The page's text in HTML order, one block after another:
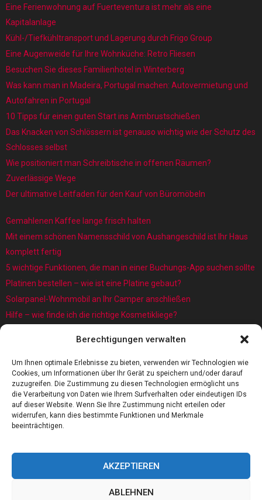
Berechtigungen verwalten
Um Ihnen optimale Erlebnisse zu bieten, verwenden wir Technologien wie
Cookies, um Informationen über Ihr Gerät zu speichern und/oder darauf
zuzugreifen. Die Zustimmung zu diesen Technologien ermöglicht uns
die Verarbeitung von Daten wie Ihrem Surfverhalten oder eindeutigen IDs
auf dieser Website. Wenn Sie Ihre Zustimmung nicht erteilen oder
widerrufen, kann dies bestimmte Funktionen und Merkmale
beeinträchtigen.
AKZEPTIEREN
ABLEHNEN
Eine Ferienwohnung auf Fuerteventura ist mehr als eine
Kapitalanlage
Kühl-/Tiefkühltransport und Lagerung durch Frigo Group
Eine Augenweide für Ihre Wohnküche: Retro Fliesen
Besuchen Sie dieses Familienhotel in Winterberg
Was kann man in Madeira, Portugal machen: Autovermietung und
Autofahren in Portugal
10 Tipps für einen guten Start ins Armbrustschießen
Das Knacken von Schlössern ist genauso wichtig wie der Schutz des
Schlosses selbst
Wie positioniert man Schreibtische in offenen Räumen?
Zuverlässige Wege
Der ultimative Leitfaden für den Kauf von Büromöbeln
Gemahlenen Kaffee lange frisch halten
Mit einem schönen Namensschild von Aushangeschild ist Ihr Haus
komplett fertig
5 wichtige Funktionen, die man in einer Buchungs-App suchen sollte
Platinen bestellen – wie ist eine Platine gebaut?
Solarpanel-Wohnmobil an Ihr Camper anschließen
Hilfe – wie finde ich die richtige Kosmetikliege?
Kaffee rösten: Das Röstverfahren ist wichtig für das Aroma
5 Gründe, warum jedes Baby einen Baby Schwimmring benötigt